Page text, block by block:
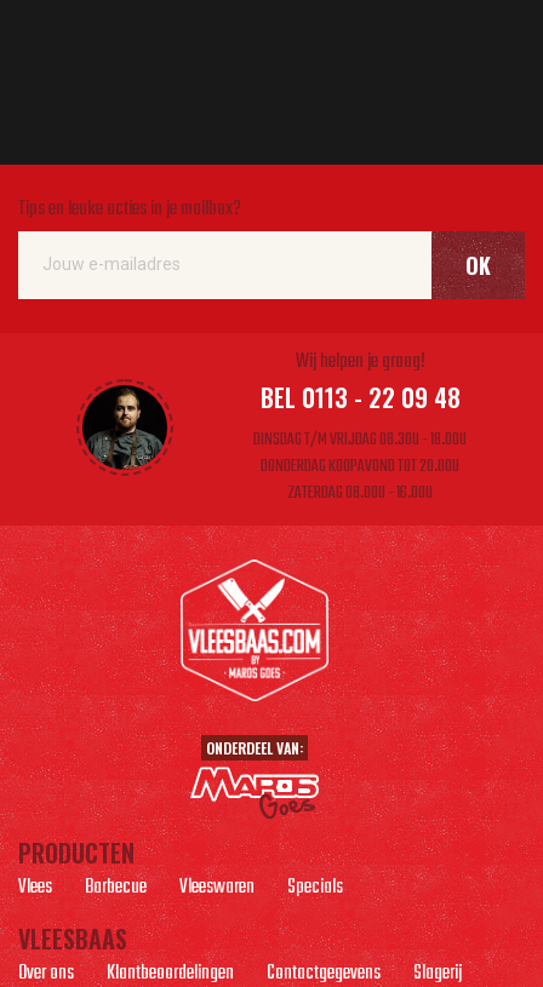
Tips en leuke acties in je mailbox?
OK
Wij helpen je graag!
BEL 0113 - 22 09 48
DINSDAG T/M VRIJDAG 08.30U - 18.00U
DONDERDAG KOOPAVOND TOT 20.00U
ZATERDAG 08.00U - 16.00U
ONDERDEEL VAN:
PRODUCTEN
Vlees Barbecue Vleeswaren Specials
VLEESBAAS
Over ons Klantbeoordelingen Contactgegevens Slagerij